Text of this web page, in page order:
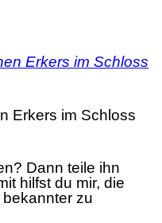
Erkers im Schloss
Dann teile ihn
hilfst du mir, die
zu